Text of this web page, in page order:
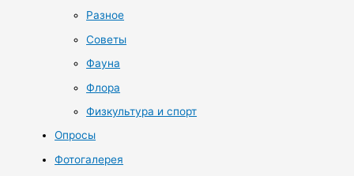
Разное
Советы
Фауна
Флора
Физкультура и спорт
Опросы
Фотогалерея